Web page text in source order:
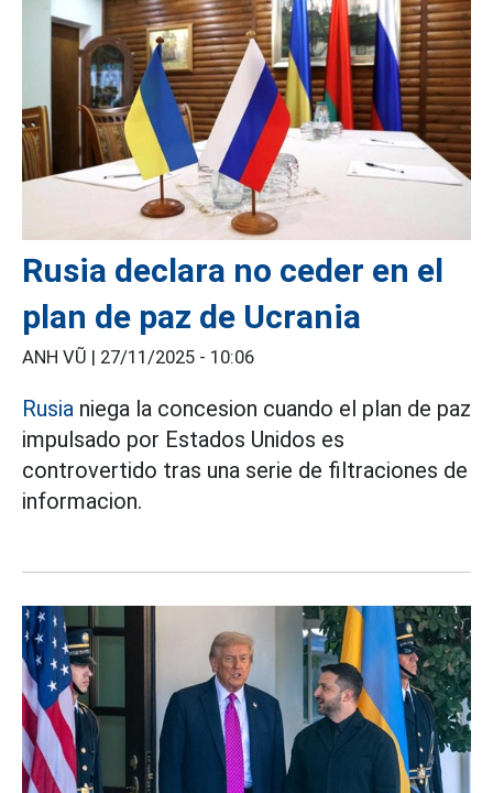
Rusia declara no ceder en el
plan de paz de Ucrania
ANH VŨ | 27/11/2025 - 10:06
Rusia niega la concesion cuando el plan de paz
impulsado por Estados Unidos es
controvertido tras una serie de filtraciones de
informacion.